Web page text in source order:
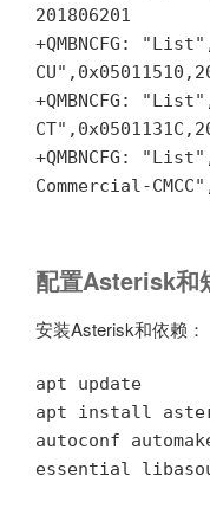
201806201
+QMBNCFG:
+QMBNCFG:
+QMBNCFG:
Commercial-
配置Asterisk和
安装Asterisk和依赖：
apt update
apt install
autoconf